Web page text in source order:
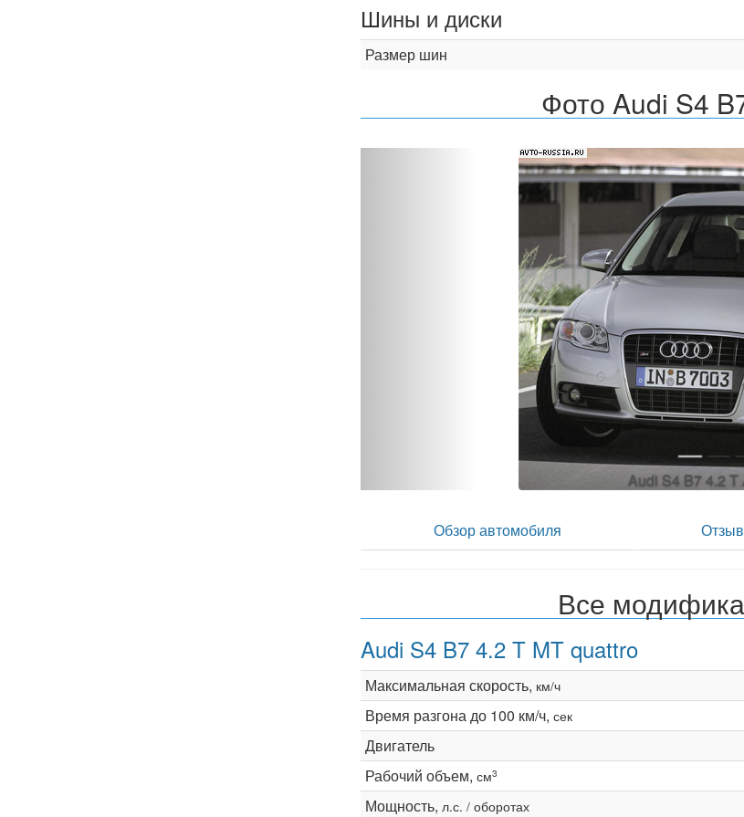
Шины и диски
Размер шин
Фото Audi S4
Audi S4 B7 4.2 T
Обзор автомобиля
Все
Audi S4 B7 4.2 T MT quattro
Максимальная скорость, км/ч
Время разгона до 100 км/ч, сек
Двигатель
Рабочий объем, см3
Мощность, л.с. / оборотах